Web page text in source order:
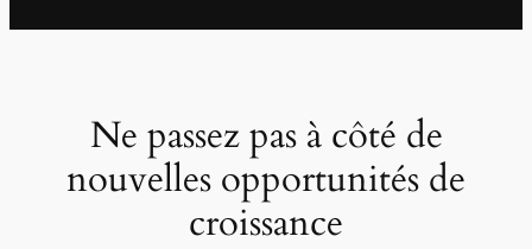
Ne passez pas à côté de
nouvelles opportunités de
croissance